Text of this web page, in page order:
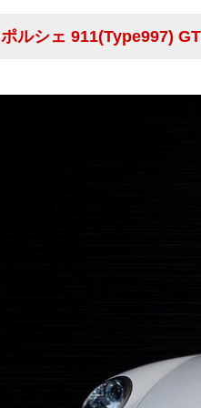
ポルシェ 911(Type997)